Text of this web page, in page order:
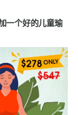
一个好的儿童瑜